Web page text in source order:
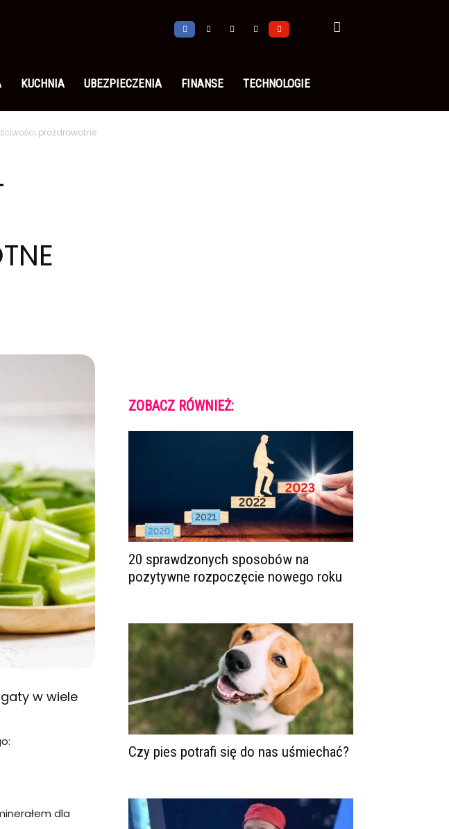
KUCHNIA UBEZPIECZENIA FINANSE TECHNOLOGIE
prozdrowotne
w wiele
dla
ZOBACZ RÓWNIEŻ:
20 sprawdzonych sposobów na
pozytywne rozpoczęcie nowego roku
Czy pies potrafi się do nas uśmiechać?